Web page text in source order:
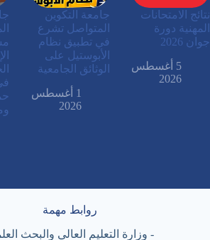
نتائج الامتحانات
المهنية دورة
جوان 2026
5 أغسطس
2026
جامعة التكوين
المتواصل تشرع
في تطبيق نظام
الأبوستيل على
الوثائق الجامعية
1 أغسطس
2026
روابط مهمة
- وزارة التعليم العالي والبحث